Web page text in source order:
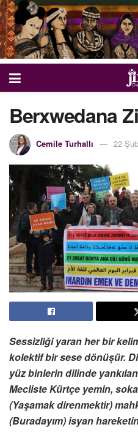
Berxwedana
Cemile Turhallı 22
Sessizliği yaran her bir
kolektif bir sese dönüşür.
yüz binlerin dilinde
Mecliste Kürtçe yemin,
(Yaşamak direnmektir)
(Buradayım) isyan